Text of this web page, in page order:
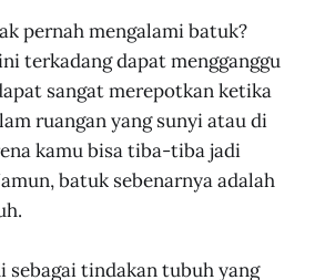
pernah mengalami batuk?
terkadang dapat mengganggu
sangat merepotkan ketika
ruangan yang sunyi atau di
kamu bisa tiba-tiba jadi
batuk sebenarnya adalah
sebagai tindakan tubuh yang